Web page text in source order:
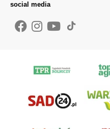
social media